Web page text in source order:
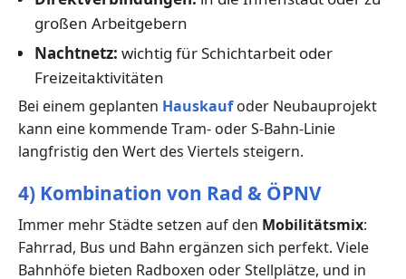
großen Arbeitgebern
Nachtnetz: wichtig für Schichtarbeit oder
Freizeitaktivitäten
Bei einem geplanten Hauskaufoder Neubauprojekt
kann eine kommende Tram- oder S-Bahn-Linie
langfristig den Wert des Viertels steigern.
4) Kombination von Rad & ÖPNV
Immer mehr Städte setzen auf den Mobilitätsmix:
Fahrrad, Bus und Bahn ergänzen sich perfekt. Viele
Bahnhöfe bieten Radboxen oder Stellplätze, und in